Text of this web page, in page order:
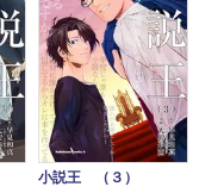
小説王 （３）